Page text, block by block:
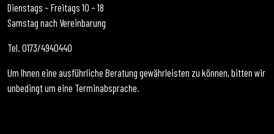
Dienstags – Freitags 10 – 18
Samstag nach Vereinbarung
Tel. 0173/4940440
Um Ihnen eine ausführliche Beratung gewährleisten zu können, bitten wir
unbedingt um eine Terminabsprache.